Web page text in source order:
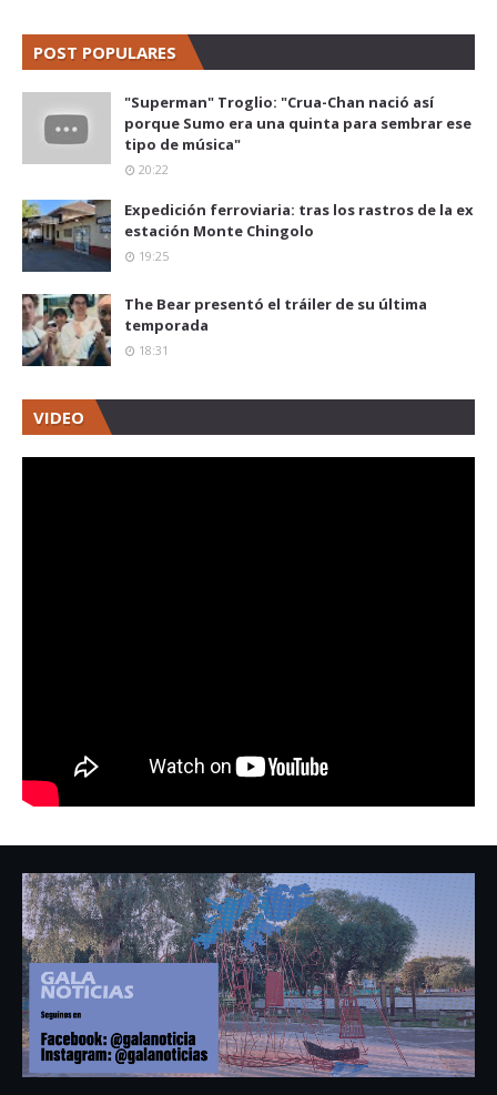
POST POPULARES
"Superman" Troglio: "Crua-Chan nació así
porque Sumo era una quinta para sembrar ese
tipo de música"
20:22
Expedición ferroviaria: tras los rastros de la ex
estación Monte Chingolo
19:25
The Bear presentó el tráiler de su última
temporada
18:31
VIDEO